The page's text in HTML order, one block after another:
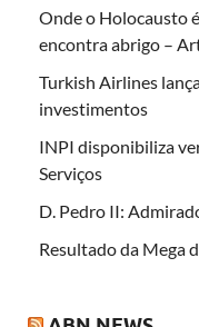
Onde o Holocausto
encontra abrigo –
Turkish Airlines
investimentos
INPI disponibiliza
Serviços
D. Pedro II:
Resultado da Mega